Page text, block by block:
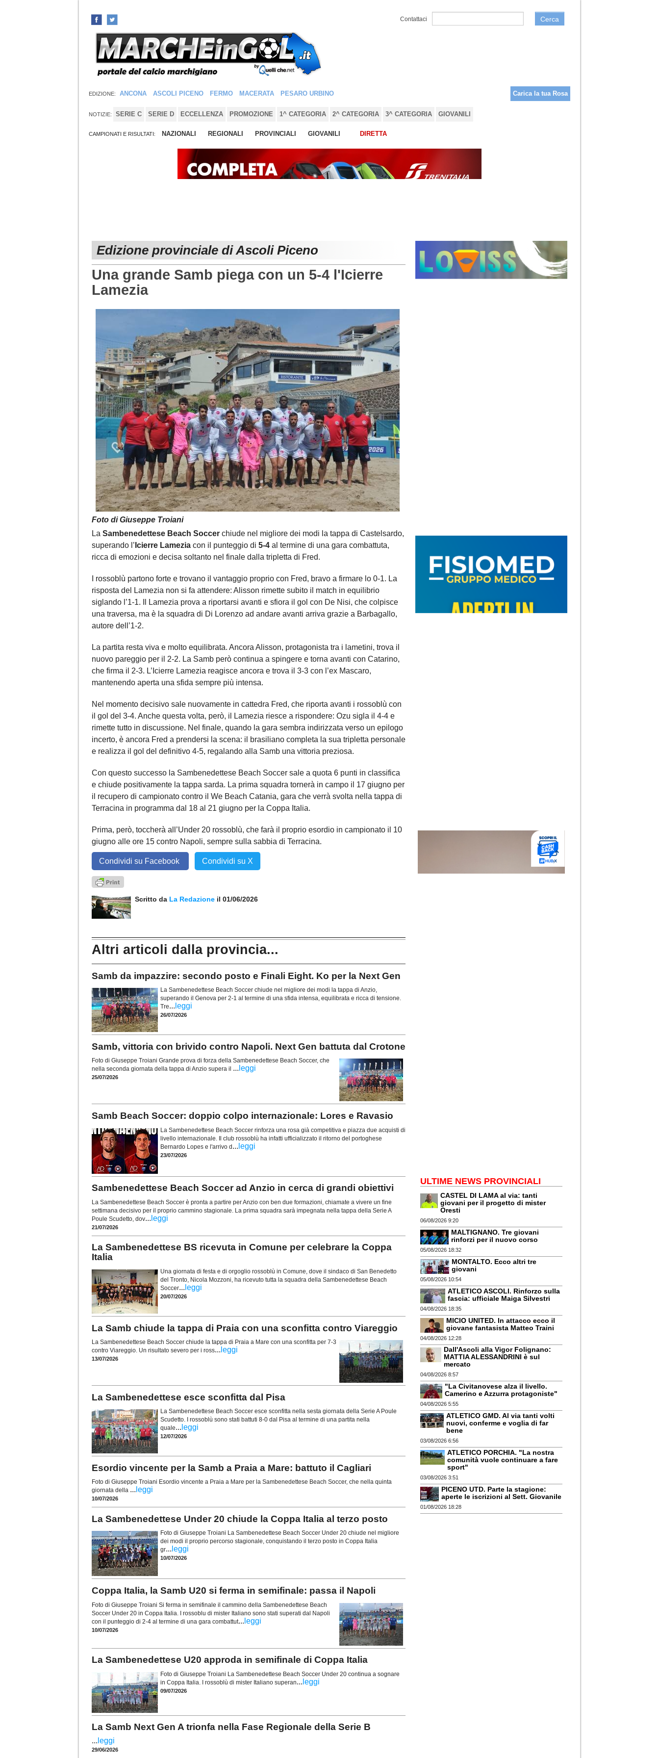
Contattaci Cerca
EDIZIONE: ANCONA ASCOLI PICENO FERMO MACERATA PESARO URBINO Carica la tua Rosa
NOTIZIE: SERIE C SERIE D ECCELLENZA PROMOZIONE 1^ CATEGORIA 2^ CATEGORIA 3^ CATEGORIA GIOVANILI
CAMPIONATI E RISULTATI: NAZIONALI REGIONALI PROVINCIALI GIOVANILI DIRETTA
Edizione provinciale di Ascoli Piceno
Una grande Samb piega con un 5-4 l'Icierre
Lamezia
Foto di Giuseppe Troiani
La Sambenedettese Beach Soccer chiude nel migliore dei modi la tappa di Castelsardo,
superando l’ Icierre Lamezia con il punteggio di 5-4 al termine di una gara combattuta,
ricca di emozioni e decisa soltanto nel finale dalla tripletta di Fred.
I rossoblù partono forte e trovano il vantaggio proprio con Fred, bravo a firmare lo 0-1. La
risposta del Lamezia non si fa attendere: Alisson rimette subito il match in equilibrio
siglando l’1-1. Il Lamezia prova a riportarsi avanti e sfiora il gol con De Nisi, che colpisce
una traversa, ma è la squadra di Di Lorenzo ad andare avanti arriva grazie a Barbagallo,
autore dell’1-2.
La partita resta viva e molto equilibrata. Ancora Alisson, protagonista tra i lametini, trova il
nuovo pareggio per il 2-2. La Samb però continua a spingere e torna avanti con Catarino,
che firma il 2-3. L’Icierre Lamezia reagisce ancora e trova il 3-3 con l’ex Mascaro,
mantenendo aperta una sfida sempre più intensa.
Nel momento decisivo sale nuovamente in cattedra Fred, che riporta avanti i rossoblù con
il gol del 3-4. Anche questa volta, però, il Lamezia riesce a rispondere: Ozu sigla il 4-4 e
rimette tutto in discussione. Nel finale, quando la gara sembra indirizzata verso un epilogo
incerto, è ancora Fred a prendersi la scena: il brasiliano completa la sua tripletta personale
e realizza il gol del definitivo 4-5, regalando alla Samb una vittoria preziosa.
Con questo successo la Sambenedettese Beach Soccer sale a quota 6 punti in classifica
e chiude positivamente la tappa sarda. La prima squadra tornerà in campo il 17 giugno per
il recupero di campionato contro il We Beach Catania, gara che verrà svolta nella tappa di
Terracina in programma dal 18 al 21 giugno per la Coppa Italia.
Prima, però, toccherà all’Under 20 rossoblù, che farà il proprio esordio in campionato il 10
giugno alle ore 15 contro Napoli, sempre sulla sabbia di Terracina.
Condividi su Facebook Condividi su X
Scritto da La Redazione il 01/06/2026
Altri articoli dalla provincia...
Samb da impazzire: secondo posto e Finali Eight. Ko per la Next Gen
La Sambenedettese Beach Soccer chiude nel migliore dei modi la tappa di Anzio,
superando il Genova per 2-1 al termine di una sfida intensa, equilibrata e ricca di tensione.
Tre... leggi
26/07/2026
Samb, vittoria con brivido contro Napoli. Next Gen battuta dal Crotone
Foto di Giuseppe Troiani Grande prova di forza della Sambenedettese Beach Soccer, che
nella seconda giornata della tappa di Anzio supera il ... leggi
25/07/2026
Samb Beach Soccer: doppio colpo internazionale: Lores e Ravasio
La Sambenedettese Beach Soccer rinforza una rosa già competitiva e piazza due acquisti di
livello internazionale. Il club rossoblù ha infatti ufficializzato il ritorno del portoghese
Bernardo Lopes e l'arrivo d... leggi
23/07/2026
Sambenedettese Beach Soccer ad Anzio in cerca di grandi obiettivi
La Sambenedettese Beach Soccer è pronta a partire per Anzio con ben due formazioni, chiamate a vivere un fine
settimana decisivo per il proprio cammino stagionale. La prima squadra sarà impegnata nella tappa della Serie A
Poule Scudetto, dov... leggi
21/07/2026
La Sambenedettese BS ricevuta in Comune per celebrare la Coppa
Italia
Una giornata di festa e di orgoglio rossoblù in Comune, dove il sindaco di San Benedetto
del Tronto, Nicola Mozzoni, ha ricevuto tutta la squadra della Sambenedettese Beach
Soccer... leggi
20/07/2026
La Samb chiude la tappa di Praia con una sconfitta contro Viareggio
La Sambenedettese Beach Soccer chiude la tappa di Praia a Mare con una sconfitta per 7-3
contro Viareggio. Un risultato severo per i ross... leggi
13/07/2026
La Sambenedettese esce sconfitta dal Pisa
La Sambenedettese Beach Soccer esce sconfitta nella sesta giornata della Serie A Poule
Scudetto. I rossoblù sono stati battuti 8-0 dal Pisa al termine di una partita nella
quale... leggi
12/07/2026
Esordio vincente per la Samb a Praia a Mare: battuto il Cagliari
Foto di Giuseppe Troiani Esordio vincente a Praia a Mare per la Sambenedettese Beach Soccer, che nella quinta
giornata della ... leggi
10/07/2026
La Sambenedettese Under 20 chiude la Coppa Italia al terzo posto
Foto di Giuseppe Troiani La Sambenedettese Beach Soccer Under 20 chiude nel migliore
dei modi il proprio percorso stagionale, conquistando il terzo posto in Coppa Italia
gr... leggi
10/07/2026
Coppa Italia, la Samb U20 si ferma in semifinale: passa il Napoli
Foto di Giuseppe Troiani Si ferma in semifinale il cammino della Sambenedettese Beach
Soccer Under 20 in Coppa Italia. I rossoblu di mister Italiano sono stati superati dal Napoli
con il punteggio di 2-4 al termine di una gara combattut... leggi
10/07/2026
La Sambenedettese U20 approda in semifinale di Coppa Italia
Foto di Giuseppe Troiani La Sambenedettese Beach Soccer Under 20 continua a sognare
in Coppa Italia. I rossoblù di mister Italiano superan... leggi
09/07/2026
La Samb Next Gen A trionfa nella Fase Regionale della Serie B
... leggi
29/06/2026
ULTIME NEWS PROVINCIALI
CASTEL DI LAMA al via: tanti
giovani per il progetto di mister
Oresti
06/08/2026 9:20
MALTIGNANO. Tre giovani
rinforzi per il nuovo corso
05/08/2026 18:32
MONTALTO. Ecco altri tre
giovani
05/08/2026 10:54
ATLETICO ASCOLI. Rinforzo sulla
fascia: ufficiale Maiga Silvestri
04/08/2026 18:35
MICIO UNITED. In attacco ecco il
giovane fantasista Matteo Traini
04/08/2026 12:28
Dall'Ascoli alla Vigor Folignano:
MATTIA ALESSANDRINI è sul
mercato
04/08/2026 8:57
"La Civitanovese alza il livello.
Camerino e Azzurra protagoniste"
04/08/2026 5:55
ATLETICO GMD. Al via tanti volti
nuovi, conferme e voglia di far
bene
03/08/2026 6:56
ATLETICO PORCHIA. "La nostra
comunità vuole continuare a fare
sport"
03/08/2026 3:51
PICENO UTD. Parte la stagione:
aperte le iscrizioni al Sett. Giovanile
01/08/2026 18:28